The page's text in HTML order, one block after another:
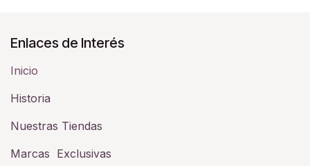
Enlaces de Interés
Inicio
Historia​
Nuestras Tiendas
Marcas Exclusivas